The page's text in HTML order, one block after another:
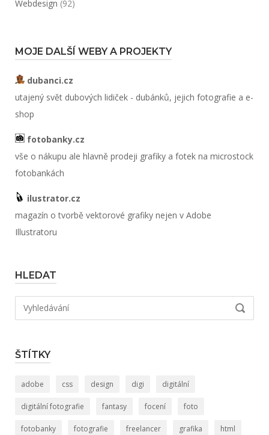
Webdesign (92)
MOJE DALŠÍ WEBY A PROJEKTY
dubanci.cz
utajený svět dubových lidiček - dubánků, jejich fotografie a e-
shop
fotobanky.cz
vše o nákupu ale hlavně prodeji grafiky a fotek na microstock
fotobankách
ilustrator.cz
magazín o tvorbě vektorové grafiky nejen v Adobe
Illustratoru
HLEDAT
Hledat:
ŠTÍTKY
adobe css design digi digitální
digitální fotografie fantasy focení foto
fotobanky fotografie freelancer grafika html